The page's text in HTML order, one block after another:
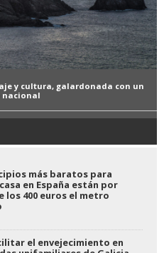
y cultura, galardonada con un
nacional
más baratos para
en España están por
los 400 euros el metro
el envejecimiento en